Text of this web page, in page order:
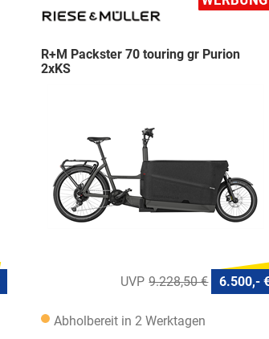
R+M Packster 70 touring gr Purion
2xKS
9.228,50 € 6.500,-
Abholbereit in 2 Werktagen